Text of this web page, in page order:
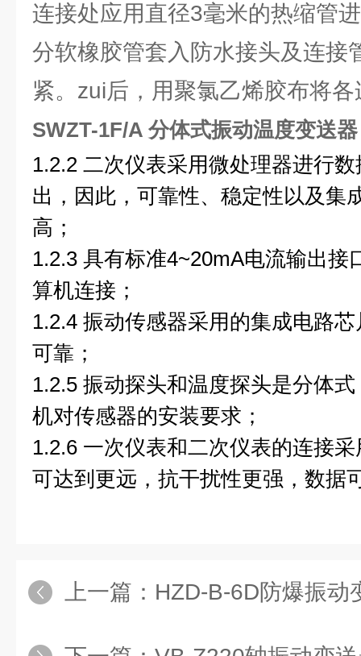
连接处应用直径3毫米的热缩管
分软橡胶管套入防水接头及连接
紧。zui后，用聚氯乙烯胶布将
SWZT-1F/A 分体式振动温度变送器
1.2.2 二次仪表采用微处理器进行
出，因此，可靠性、稳定性以及集
高；
1.2.3 具有标准4~20mA电流输出接
算机连接；
1.2.4 振动传感器采用的集成电路
可靠；
1.2.5 振动探头和温度探头是分体
机对传感器的安装要求；
1.2.6 一次仪表和二次仪表的连接
可达到更远，抗干扰性更强，数据
上一篇： HZD-B-6D防爆振动